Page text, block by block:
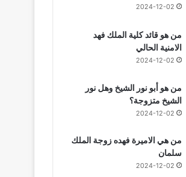
2024-12-02
من هو قائد كلية الملك فهد
الامنية الحالي
2024-12-02
من هو أبو نور الشيخ وهل نور
الشيخ متزوجة؟
2024-12-02
من هي الاميرة فهده زوجة الملك
سلمان
2024-12-02